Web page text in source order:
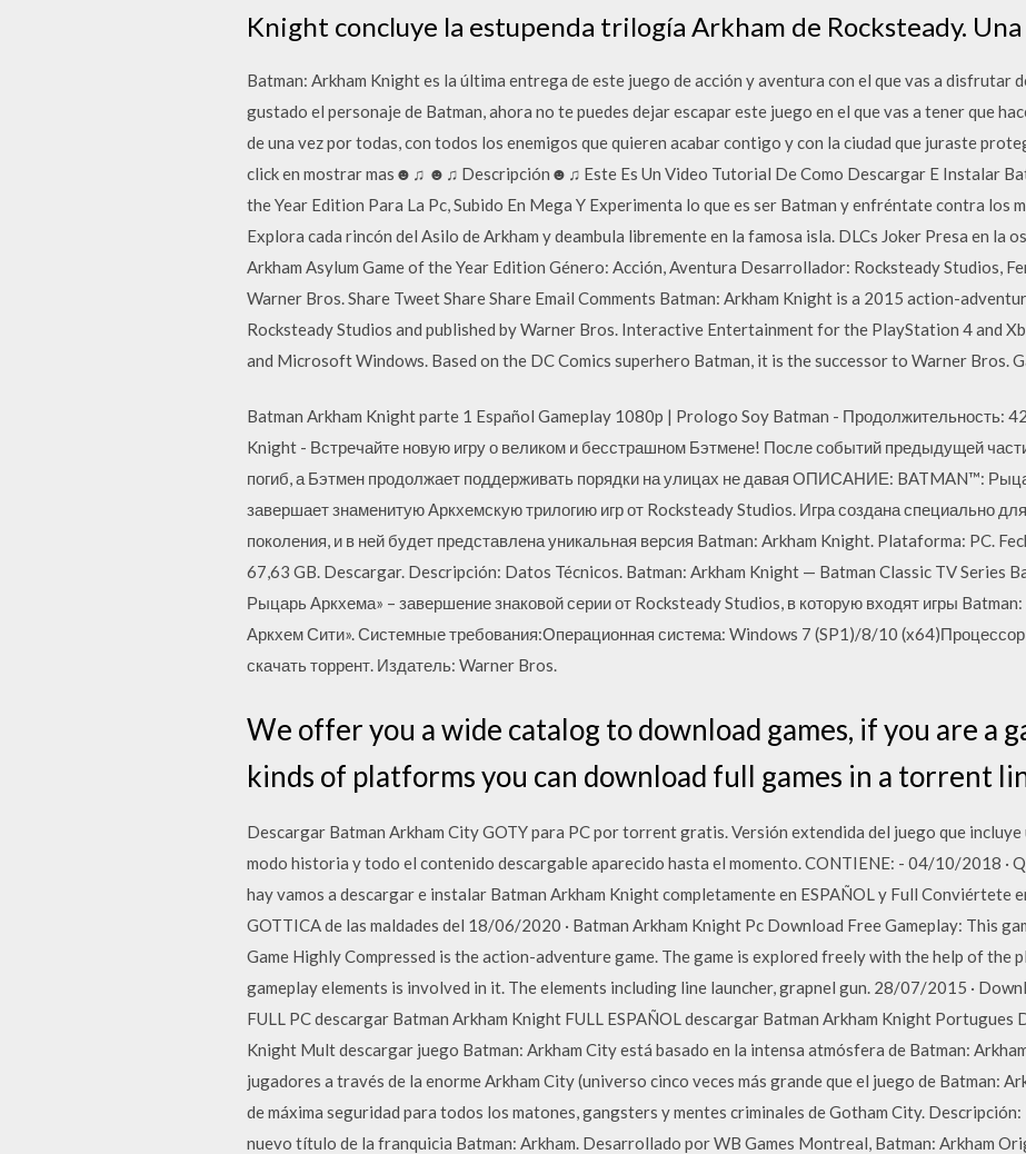
Knight concluye la estupenda trilogía Arkham de Rocksteady. Una
Batman: Arkham Knight es la última entrega de este juego de acción y aventura con el que vas a disfrutar
gustado el personaje de Batman, ahora no te puedes dejar escapar este juego en el que vas a tener que
de una vez por todas, con todos los enemigos que quieren acabar contigo y con la ciudad que juraste
click en mostrar mas☻♫ ☻♫ Descripción☻♫ Este Es Un Video Tutorial De Como Descargar E Instalar
the Year Edition Para La Pc, Subido En Mega Y Experimenta lo que es ser Batman y enfréntate contra los
Explora cada rincón del Asilo de Arkham y deambula libremente en la famosa isla. DLCs Joker Presa en la
Arkham Asylum Game of the Year Edition Género: Acción, Aventura Desarrollador: Rocksteady Studios,
Warner Bros. Share Tweet Share Share Email Comments Batman: Arkham Knight is a 2015 action-
Rocksteady Studios and published by Warner Bros. Interactive Entertainment for the PlayStation 4 and
and Microsoft Windows. Based on the DC Comics superhero Batman, it is the successor to Warner Bros.
Batman Arkham Knight parte 1 Español Gameplay 1080p | Prologo Soy Batman - Продолжительность:
Knight - Встречайте новую игру о великом и бесстрашном Бэтмене! После событий предыдущей
погиб, а Бэтмен продолжает поддерживать порядки на улицах не давая ОПИСАНИЕ: BATMAN™:
завершает знаменитую Аркхемскую трилогию игр от Rocksteady Studios. Игра создана специально
поколения, и в ней будет представлена уникальная версия Batman: Arkham Knight. Plataforma: PC.
67,63 GB. Descargar. Descripción: Datos Técnicos. Batman: Arkham Knight — Batman Classic TV Series
Рыцарь Аркхема» – завершение знаковой серии от Rocksteady Studios, в которую входят игры
Аркхем Сити». Системные требования:Операционная система: Windows 7 (SP1)/8/10
скачать торрент. Издатель: Warner Bros.
We offer you a wide catalog to download games, if you are a
kinds of platforms you can download full games in a torrent
Descargar Batman Arkham City GOTY para PC por torrent gratis. Versión extendida del juego que incluye
modo historia y todo el contenido descargable aparecido hasta el momento. CONTIENE: - 04/10/2018 ·
hay vamos a descargar e instalar Batman Arkham Knight completamente en ESPAÑOL y Full Conviértete
GOTTICA de las maldades del 18/06/2020 · Batman Arkham Knight Pc Download Free Gameplay: This
Game Highly Compressed is the action-adventure game. The game is explored freely with the help of the
gameplay elements is involved in it. The elements including line launcher, grapnel gun. 28/07/2015 ·
FULL PC descargar Batman Arkham Knight FULL ESPAÑOL descargar Batman Arkham Knight Portugues
Knight Mult descargar juego Batman: Arkham City está basado en la intensa atmósfera de Batman:
jugadores a través de la enorme Arkham City (universo cinco veces más grande que el juego de Batman:
de máxima seguridad para todos los matones, gangsters y mentes criminales de Gotham City.
nuevo título de la franquicia Batman: Arkham. Desarrollado por WB Games Montreal, Batman: Arkham